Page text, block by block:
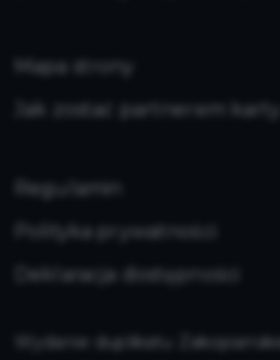
Mapa strony
Jak zostać partnerem karty
Regulamin
Polityka prywatności
Deklaracja dostępności
Wydanie duplikatu